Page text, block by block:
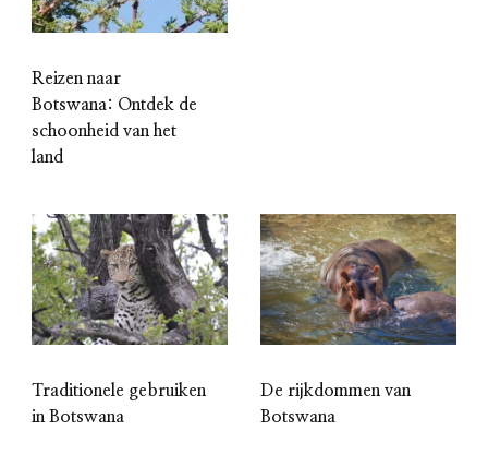
Reizen naar
Botswana: Ontdek de
schoonheid van het
land
Traditionele gebruiken
in Botswana
De rijkdommen van
Botswana